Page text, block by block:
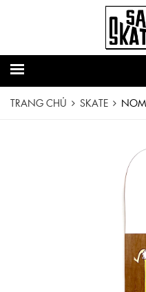
TRANG CHỦ SKATE